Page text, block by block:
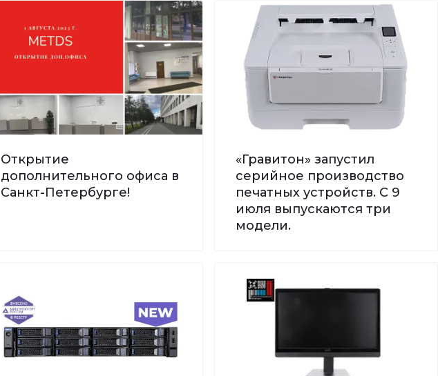
Открытие
дополнительного офиса в
Санкт-Петербурге!
«Гравитон» запустил
серийное производство
печатных устройств. С 9
июля выпускаются три
модели.